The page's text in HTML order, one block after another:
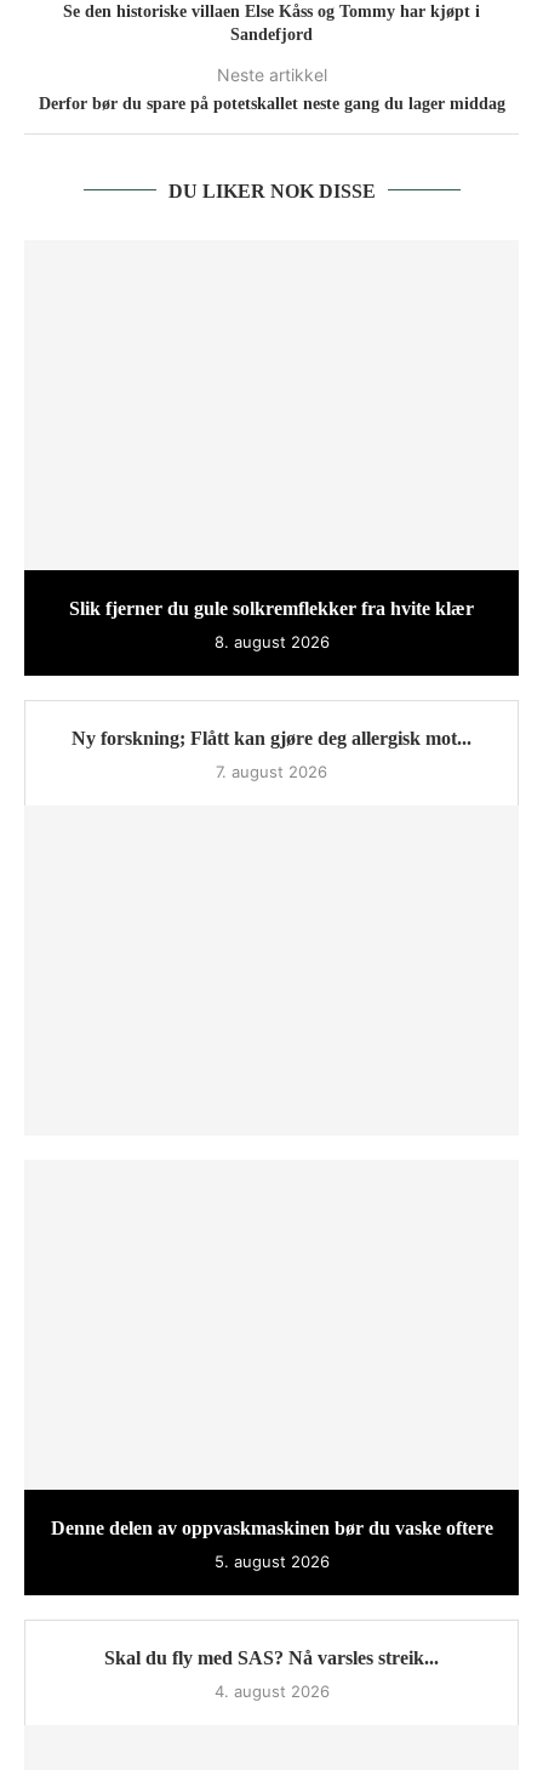
Se den historiske villaen Else Kåss og Tommy har kjøpt i
Sandefjord
Neste artikkel
Derfor bør du spare på potetskallet neste gang du lager middag
DU LIKER NOK DISSE
Slik fjerner du gule solkremflekker fra hvite klær
8. august 2026
Ny forskning; Flått kan gjøre deg allergisk mot...
7. august 2026
Denne delen av oppvaskmaskinen bør du vaske oftere
5. august 2026
Skal du fly med SAS? Nå varsles streik...
4. august 2026